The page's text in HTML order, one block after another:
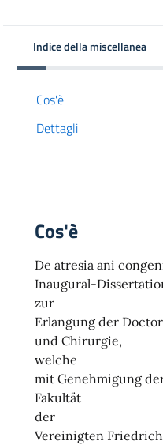
Indice della miscellanea
Cos'è
Dettagli
Cos'è
De atresia ani
Inaugural-
zur
Erlangung der
und Chirurgie,
welche
mit Genehmigung
Fakultät
der
Vereinigten